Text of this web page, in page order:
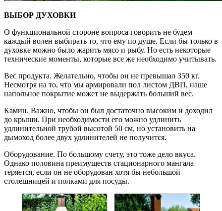
ВЫБОР ДУХОВКИ
О функциональной стороне вопроса говорить не будем –
каждый волен выбирать то, что ему по душе. Если бы только в
духовке можно было жарить мясо и рыбу. Но есть некоторые
технические моменты, которые все же необходимо учитывать.
Вес продукта. Желательно, чтобы он не превышал 350 кг.
Несмотря на то, что мы армировали пол листом ДВП, наше
напольное покрытие может не выдержать больший вес.
Камин. Важно, чтобы он был достаточно высоким и доходил
до крыши. При необходимости его можно удлинить
удлинительной трубой высотой 50 см, но установить на
дымоход более двух удлинителей не получится.
Оборудование. По большому счету, это тоже дело вкуса.
Однако половина преимуществ стационарного мангала
теряется, если он не оборудован хотя бы небольшой
столешницей и полками для посуды.